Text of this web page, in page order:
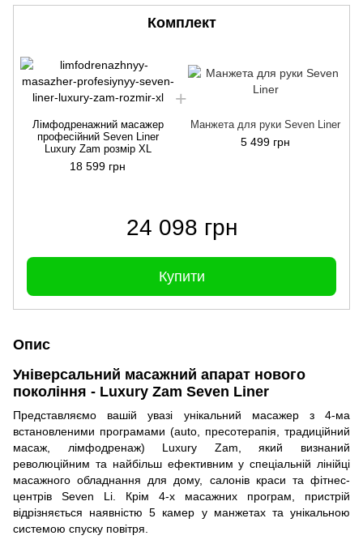
Комплект
Лімфодренажний масажер
професійний Seven Liner
Luxury Zam розмір XL
18 599 грн
Манжета для руки Seven Liner
5 499 грн
24 098 грн
Купити
Опис
Універсальний масажний апарат нового
покоління - Luxury Zam Seven Liner
Представляємо вашій увазі унікальний масажер з 4-ма
встановленими програмами (auto, пресотерапія, традиційний
масаж, лімфодренаж) Luxury Zam, який визнаний
революційним та найбільш ефективним у спеціальній лінійці
масажного обладнання для дому, салонів краси та фітнес-
центрів Seven Li. Крім 4-х масажних програм, пристрій
відрізняється наявністю 5 камер у манжетах та унікальною
системою спуску повітря.